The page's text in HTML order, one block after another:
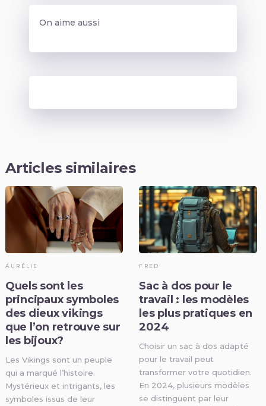
On aime aussi
Articles similaires
AURÉLIE
Quels sont les
principaux symboles
des dieux vikings
que l’on retrouve sur
les bijoux?
Les Vikings sont un peuple
qui a marqué l’histoire.
Mystérieux et intrigants, les
symboles issus de leur
FRED
Sac à dos pour le
travail : les modèles
les plus pratiques en
2024
Choisir un sac à dos adapté
pour le travail peut
transformer votre quotidien.
En 2024, plusieurs modèles
se distinguent par leur